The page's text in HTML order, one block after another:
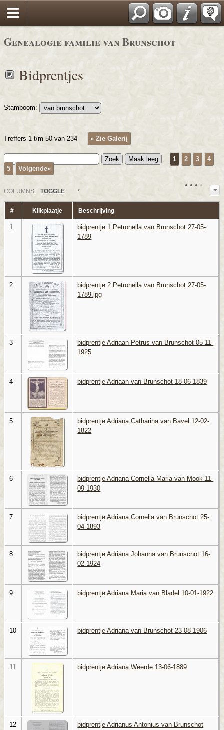
Genealogie familie van Brunschot
Bidprentjes
Stamboom:
Treffers 1 t/m 50 van 234 » Zie Galerij
1 2 3
4
5
Volgende»
COLUMN S: TOGGLE
# Klikplaatje Beschrijving
1
bidprentje 1 Petronella van Brunschot 27-05-
1789
2
bidprentje 2 Petronella van Brunschot 27-05-
1789.jpg
3
bidprentje Adriaan Petrus van Brunschot 05-11-
1925
4 bidprentje Adriaan van Brunschot 18-06-1839
5
bidprentje Adriana Catharina van Bavel 12-02-
1822
6
bidprentje Adriana Cornelia Maria van Mook 11-
09-1930
7
bidprentje Adriana Cornelia van Brunschot 25-
04-1893
8
bidprentje Adriana Johanna van Brunschot 16-
02-1924
9 bidprentje Adriana Maria van Bladel 10-01-1922
10 bidprentje Adriana van Brunschot 23-08-1906
11 bidprentje Adriana Weerde 13-06-1889
12
bidprentje Adrianus Antonius van Brunschot